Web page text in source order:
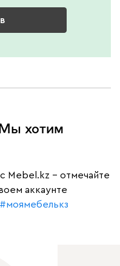
хотим
Mebel.kz – отмечайте
аккаунте
#моямебелькз